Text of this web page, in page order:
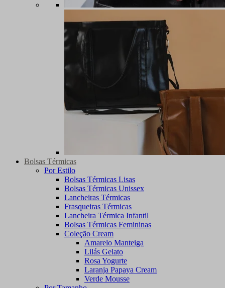
Bolsas Térmicas
Por Estilo
Bolsas Térmicas Lisas
Bolsas Térmicas Unissex
Lancheiras Térmicas
Frasqueiras Térmicas
Lancheira Térmica Infantil
Bolsas Térmicas Femininas
Coleção Cream
Amarelo Manteiga
Lilás Gelato
Rosa Yogurte
Laranja Papaya Cream
Verde Mousse